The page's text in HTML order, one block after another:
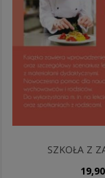
SZKOŁA Z
19,90